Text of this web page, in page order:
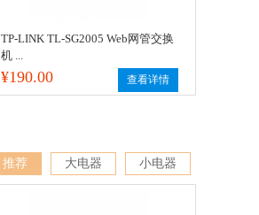
TP-LINK TL-SG2005 Web网管交换
机 ...
¥190.00 查看详情
推荐 大电器 小电器